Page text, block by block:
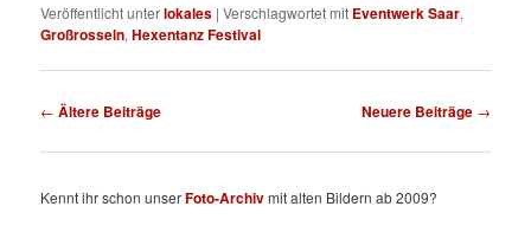
Veröffentlicht unterlokales |Verschlagwortet mit Eventwerk Saar,
Großrosseln,Hexentanz Festival
Beitragsnavigation
← Ältere Beiträge Neuere Beiträge →
Kennt ihr schon unserFoto-Archivmit alten Bildern ab 2009?